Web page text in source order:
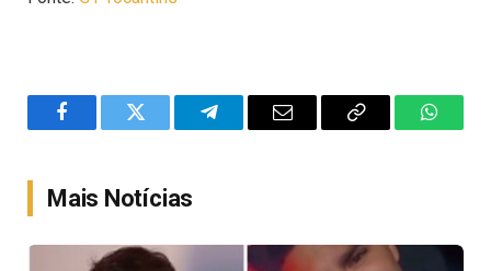
FacebookTwitter TelegramEmail
Copy
Mais Notícias